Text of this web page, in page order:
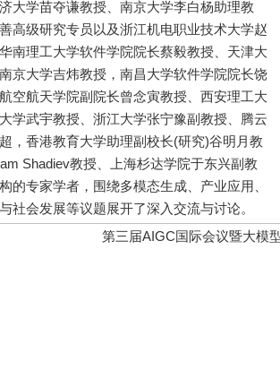
大学苗夺谦教授、南京大学李白杨助理教
高级研究专员以及浙江机电职业技术大学赵
南理工大学软件学院院长蔡毅教授、天津大
京大学吉炜教授，南昌大学软件学院院长饶
空航天学院副院长曾念寅教授、西安理工大
学武宇教授、浙江大学张宁豫副教授、腾云
，香港教育大学助理副校长(研究)谷明月教
Shadiev教授、上海杉达学院于东兴副教
的专家学者，围绕多模态生成、产业应用、
社会发展等议题展开了深入交流与讨论。